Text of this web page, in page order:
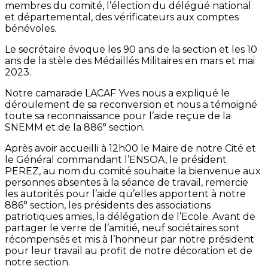
membres du comité, l’élection du délégué national
et départemental, des vérificateurs aux comptes
bénévoles.
Le secrétaire évoque les 90 ans de la section et les 10
ans de la stèle des Médaillés Militaires en mars et mai
2023.
Notre camarade LACAF Yves nous a expliqué le
déroulement de sa reconversion et nous a témoigné
toute sa reconnaissance pour l’aide reçue de la
SNEMM et de la 886° section.
Après avoir accueilli à 12h00 le Maire de notre Cité et
le Général commandant l’ENSOA, le président
PEREZ, au nom du comité souhaite la bienvenue aux
personnes absentes à la séance de travail, remercie
les autorités pour l’aide qu’elles apportent à notre
886° section, les présidents des associations
patriotiques amies, la délégation de l’Ecole. Avant de
partager le verre de l’amitié, neuf sociétaires sont
récompensés et mis à l’honneur par notre président
pour leur travail au profit de notre décoration et de
notre section.